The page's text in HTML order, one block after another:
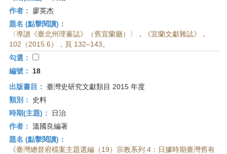
作者：
廖英杰
題名 (點擊閱讀)：
〈導讀《臺北州理蕃誌》（舊宜蘭廳）〉，《宜蘭文獻雜誌》，
102（2015.6），頁 132–143。
勾選：
編號：
18
出版書目： 臺灣史研究文獻類目 2015 年度
類別：
史料
時期(主題)：
日治
作者： 溫國良編著
題名 (點擊閱讀)：
《臺灣總督府檔案主題選編（19）宗教系列 4：日據時期臺灣舊有